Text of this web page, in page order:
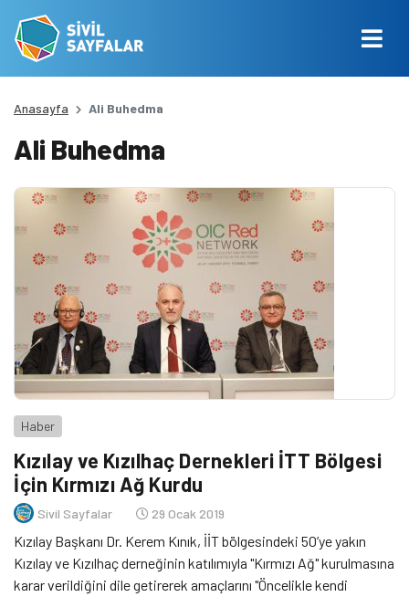
Anasayfa Ali Buhedma
Ali Buhedma
Haber
Kızılay ve Kızılhaç Dernekleri İTT Bölgesi
İçin Kırmızı Ağ Kurdu
Sivil Sayfalar 29 Ocak 2019
Kızılay Başkanı Dr. Kerem Kınık, İİT bölgesindeki 50’ye yakın
Kızılay ve Kızılhaç derneğinin katılımıyla "Kırmızı Ağ" kurulmasına
karar verildiğini dile getirerek amaçlarını "Öncelikle kendi